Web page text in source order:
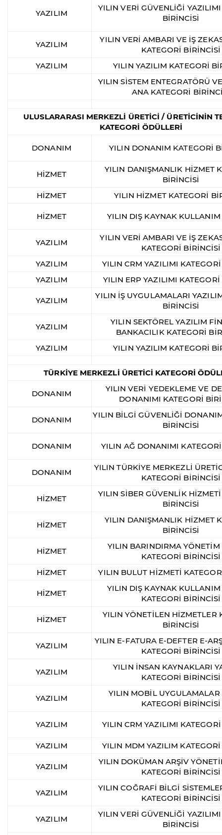
YAZILIM
YILIN VERİ GÜVENLİĞİ
BİRİNCİSİ
YAZILIM
YILIN VERİ AMBARI VE İŞ
KATEGORİ BİRİNCİSİ
YAZILIM
YILIN YAZILIM KATEGORİ
YILIN SİSTEM ENTEGRATÖRÜ
ANA KATEGORİ
ULUSLARARASI MERKEZLİ ÜRETİCİ / ÜRETİCİNİN
KATEGORİ ÖDÜLLERİ
DONANIM YILIN DONANIM KATEGORİ
HİZMET
YILIN DANIŞMANLIK HİZMET
BİRİNCİSİ
HİZMET
YILIN HİZMET KATEGORİ
HİZMET YILIN DIŞ KAYNAK
YAZILIM
YILIN VERİ AMBARI VE İŞ
KATEGORİ BİRİNCİSİ
YAZILIM
YILIN CRM YAZILIMI
YAZILIM
YILIN ERP YAZILIMI
YAZILIM
YILIN İŞ UYGULAMALARI
BİRİNCİSİ
YAZILIM
YILIN SEKTÖREL YAZILIM
BANKACILIK KATEGORİ
YAZILIM
YILIN YAZILIM KATEGORİ
TÜRKİYE MERKEZLİ ÜRETİCİ KATEGORİ
DONANIM
YILIN VERİ YEDEKLEME VE
DONANIMI KATEGORİ
DONANIM
YILIN BİLGİ GÜVENLİĞİ
BİRİNCİSİ
DONANIM YILIN AĞ DONANIMI
DONANIM
YILIN TÜRKİYE MERKEZLİ
KATEGORİ BİRİNCİSİ
HİZMET
YILIN SİBER GÜVENLİK
BİRİNCİSİ
HİZMET
YILIN DANIŞMANLIK HİZMET
BİRİNCİSİ
HİZMET
YILIN BARINDIRMA
KATEGORİ BİRİNCİSİ
HİZMET
YILIN BULUT HİZMETİ
HİZMET
YILIN DIŞ KAYNAK
KATEGORİ BİRİNCİSİ
HİZMET
YILIN YÖNETİLEN HİZMETLER
BİRİNCİSİ
YAZILIM
YILIN E-FATURA E-DEFTER E-
KATEGORİ BİRİNCİSİ
YAZILIM
YILIN İNSAN KAYNAKLARI
KATEGORİ BİRİNCİSİ
YAZILIM
YILIN MOBİL UYGULAMALAR
KATEGORİ BİRİNCİSİ
YAZILIM YILIN CRM YAZILIMI
YAZILIM YILIN MDM YAZILIM
YAZILIM
YILIN DOKÜMAN ARŞİV
KATEGORİ BİRİNCİSİ
YAZILIM
YILIN COĞRAFİ BİLGİ
KATEGORİ BİRİNCİSİ
YAZILIM
YILIN VERİ GÜVENLİĞİ
BİRİNCİSİ